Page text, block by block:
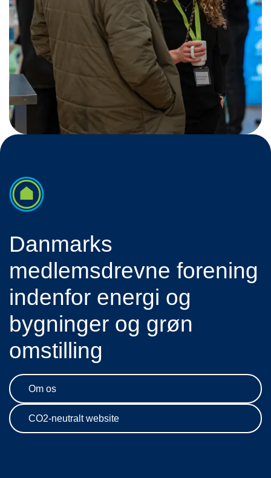
Danmarks
medlemsdrevne forening
indenfor energi og
bygninger og grøn
omstilling
Om os
CO2-neutralt website